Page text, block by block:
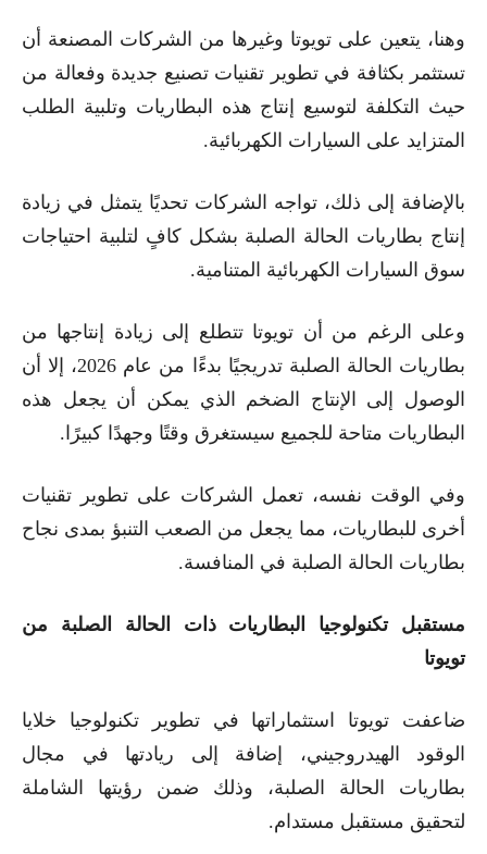
وهنا، يتعين على تويوتا وغيرها من الشركات المصنعة أن
تستثمر بكثافة في تطوير تقنيات تصنيع جديدة وفعالة من
حيث التكلفة لتوسيع إنتاج هذه البطاريات وتلبية الطلب
المتزايد على السيارات الكهربائية.
بالإضافة إلى ذلك، تواجه الشركات تحديًا يتمثل في زيادة
إنتاج بطاريات الحالة الصلبة بشكل كافٍ لتلبية احتياجات
سوق السيارات الكهربائية المتنامية.
وعلى الرغم من أن تويوتا تتطلع إلى زيادة إنتاجها من
بطاريات الحالة الصلبة تدريجيًا بدءًا من عام 2026، إلا أن
الوصول إلى الإنتاج الضخم الذي يمكن أن يجعل هذه
البطاريات متاحة للجميع سيستغرق وقتًا وجهدًا كبيرًا.
وفي الوقت نفسه، تعمل الشركات على تطوير تقنيات
أخرى للبطاريات، مما يجعل من الصعب التنبؤ بمدى نجاح
بطاريات الحالة الصلبة في المنافسة.
مستقبل تكنولوجيا البطاريات ذات الحالة الصلبة من
تويوتا
ضاعفت تويوتا استثماراتها في تطوير تكنولوجيا خلايا
الوقود الهيدروجيني، إضافة إلى ريادتها في مجال
بطاريات الحالة الصلبة، وذلك ضمن رؤيتها الشاملة
لتحقيق مستقبل مستدام.